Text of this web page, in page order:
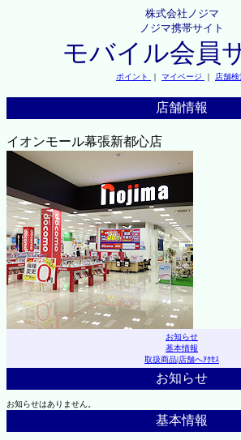
株式会社ノジマ
ノジマ携帯サイト
モバイル会員
ポイント ｜ マイページ ｜ 店舗検
店舗情報
イオンモール幕張新都心店
お知らせ
基本情報
取扱商品|店舗へｱｸｾｽ
お知らせ
お知らせはありません。
基本情報